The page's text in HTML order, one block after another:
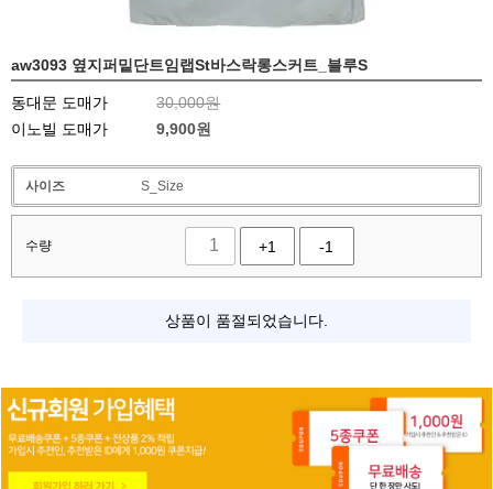
aw3093 옆지퍼밑단트임랩St바스락롱스커트_블루S
동대문 도매가
30,000원
이노빌 도매가
9,900원
사이즈 S_Size
수량 +1 -1
상품이 품절되었습니다.